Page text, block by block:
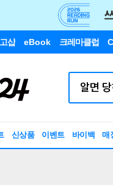
샵 eBook 크레마클럽
신상품 이벤트 바이백 매